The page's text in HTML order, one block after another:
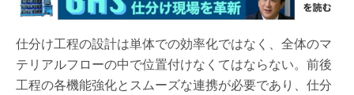
仕分け工程の設計は単体での効率化ではなく、全体のマ
テリアルフローの中で位置付けなくてはならない。前後
工程の各機能強化とスムーズな連携が必要であり、仕分